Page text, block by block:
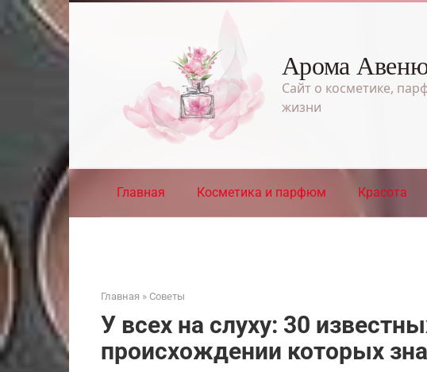
Перейти
к
контенту
Арома
Сайт о косметике,
жизни
Главная Косметика и парфюм Красота
Главная » Советы
У всех на слуху: 30
происхождении которых